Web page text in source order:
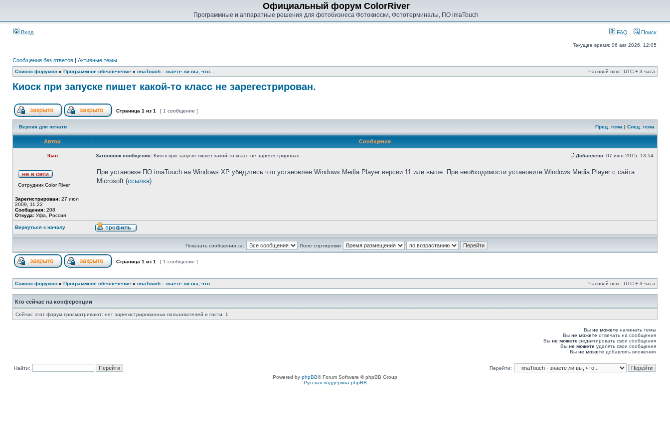
Официальный форум ColorRiver
Программные и аппаратные решения для фотобизнеса Фотокиоски, Фототерминалы, ПО imaTouch
Вход FAQ Поиск
Текущее время: 06 авг 2026, 12:05
Сообщения без ответов | Активные темы
Список форумов » Программное обеспечение » imaTouch - знаете ли вы, что... Часовой пояс: UTC + 3 часа
Киоск при запуске пишет какой-то класс не зарегестрирован.
Страница 1 из 1 [ 1 сообщение ]
Версия для печати Пред. тема | След. тема
Автор Сообщение
Iban Заголовок сообщения: Киоск при запуске пишет какой-то класс не зарегестрирован. Добавлено: 07 июл 2015, 13:54
Сотрудник Color River
Зарегистрирован: 27 июл
2009, 11:22
Сообщения: 208
Откуда: Уфа, Россия
При установке ПО imaTouch на Windows XP убедитесь что установлен Windows Media Player версии 11 или выше. При необходимости установите Windows Media Player с сайта
Microsoft (ссылка).
Вернуться к началу
Показать сообщения за: Поле сортировки
Страница 1 из 1 [ 1 сообщение ]
Список форумов » Программное обеспечение » imaTouch - знаете ли вы, что... Часовой пояс: UTC + 3 часа
Кто сейчас на конференции
Сейчас этот форум просматривают: нет зарегистрированных пользователей и гости: 1
Вы не можете начинать темы
Вы не можете отвечать на сообщения
Вы не можете редактировать свои сообщения
Вы не можете удалять свои сообщения
Вы не можете добавлять вложения
Найти:
Перейти:
Powered by phpBB® Forum Software © phpBB Group
Русская поддержка phpBB